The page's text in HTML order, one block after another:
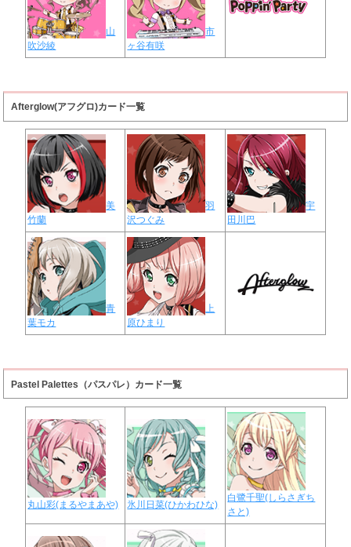
山
吹沙綾
市
ヶ谷有咲
Afterglow(アフグロ)カード一覧
美
竹蘭
羽
沢つぐみ
宇
田川巴
青
葉モカ
上
原ひまり
Pastel Palettes（パスパレ）カード一覧
丸山彩(まるやまあや) 氷川日菜(ひかわひな)
白鷺千聖(しらさぎち
さと)